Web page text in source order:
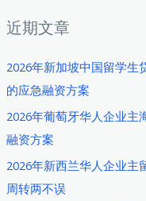
近期文章
2026年新加坡中国留学生
的应急融资方案
2026年葡萄牙华人企业主
融资方案
2026年新西兰华人企业主
周转两不误
抵
押
贷
款
攻
略：
马
来